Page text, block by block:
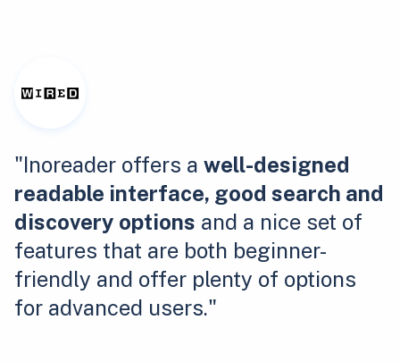
"Inoreader offers a well-designed
readable interface, good search and
discovery options and a nice set of
features that are both beginner-
friendly and offer plenty of options
for advanced users."